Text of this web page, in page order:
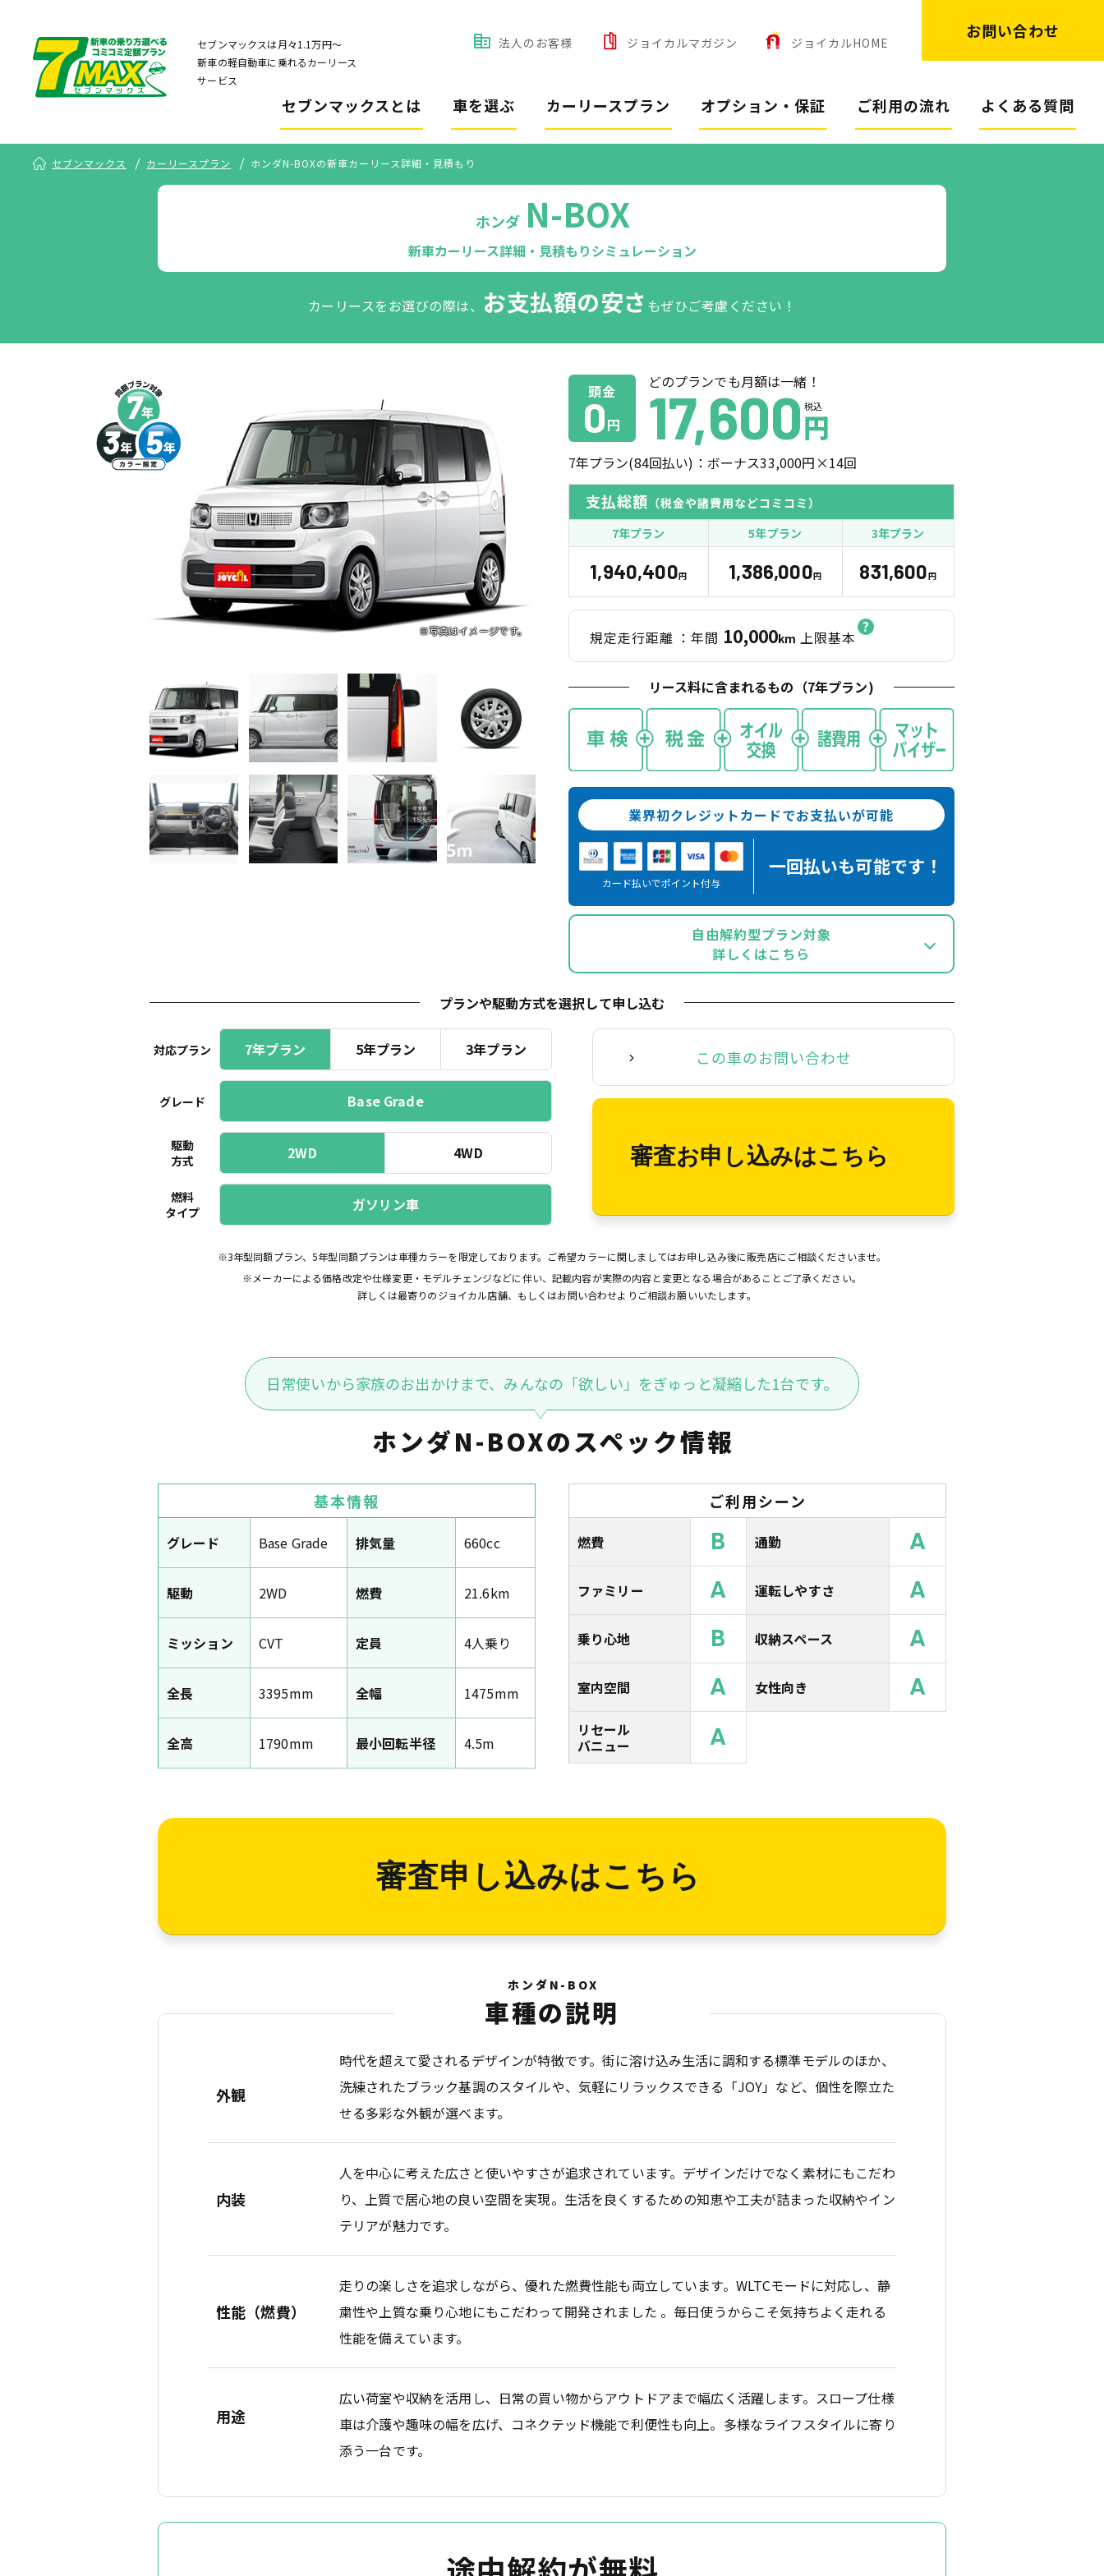
セブンマックスは月々1.1万円〜
新車の軽自動車に乗れるカーリース
サービス
法人のお客様 ジョイカルマガジン ジョイカルHOME
お問い合わせ
セブンマックスとは 車を選ぶ カーリースプラン オプション・保証 ご利用の流れ よくある質問
セブンマックス カーリースプラン ホンダN-BOXの新車カーリース詳細・見積もり
ホンダ N-BOX
新車カーリース詳細・見積もりシミュレーション
カーリースをお選びの際は、 お支払額の安さ もぜひご考慮ください！
頭金
0円
どのプランでも月額は一緒！
17,600 税込
円
7年プラン(84回払い)：ボーナス33,000円×14回
支払総額 （税金や諸費用などコミコミ）
7年プラン
5年プラン 3年プラン
1,940,400円 1,386,000円 831,600円
規定走行距離 ：年間 10,000km 上限基本
リース料に含まれるもの（7年プラン)
業界初クレジットカードでお支払いが可能
カード払いでポイント付与
一回払いも可能です！
自由解約型プラン対象
詳しくはこちら
プランや駆動方式を選択して申し込む
対応プラン 7年プラン 5年プラン 3年プラン
グレード Base Grade
駆動
方式
2WD 4WD
燃料
タイプ
ガソリン車
この車のお問い合わせ
審査お申し込みはこちら
※3年型同額プラン、5年型同額プランは車種カラーを限定しております。ご希望カラーに関しましてはお申し込み後に販売店にご相談くださいませ。
※メーカーによる価格改定や仕様変更・モデルチェンジなどに伴い、記載内容が実際の内容と変更となる場合があることご了承ください。
詳しくは最寄りのジョイカル店舗、もしくはお問い合わせよりご相談お願いいたします。
日常使いから家族のお出かけまで、みんなの「欲しい」をぎゅっと凝縮した1台です。
ホンダN-BOXのスペック情報
基本情報
グレード Base Grade 排気量 660cc
駆動 2WD 燃費 21.6km
ミッション CVT 定員 4人乗り
全長 3395mm 全幅 1475mm
全高 1790mm 最小回転半径 4.5m
ご利用シーン
燃費 B 通勤 A
ファミリー A 運転しやすさ A
乗り心地 B 収納スペース A
室内空間 A 女性向き A
リセール
バニュー
A
審査申し込みはこちら
ホンダN-BOX
車種の説明
外観
時代を超えて愛されるデザインが特徴です。街に溶け込み生活に調和する標準モデルのほか、
洗練されたブラック基調のスタイルや、気軽にリラックスできる「JOY」など、個性を際立た
せる多彩な外観が選べます。
内装
人を中心に考えた広さと使いやすさが追求されています。デザインだけでなく素材にもこだわ
り、上質で居心地の良い空間を実現。生活を良くするための知恵や工夫が詰まった収納やイン
テリアが魅力です。
性能（燃費）
走りの楽しさを追求しながら、優れた燃費性能も両立しています。WLTCモードに対応し、静
粛性や上質な乗り心地にもこだわって開発されました 。毎日使うからこそ気持ちよく走れる
性能を備えています。
用途
広い荷室や収納を活用し、日常の買い物からアウトドアまで幅広く活躍します。スロープ仕様
車は介護や趣味の幅を広げ、コネクテッド機能で利便性も向上。多様なライフスタイルに寄り
添う一台です。